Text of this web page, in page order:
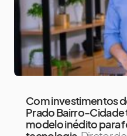
Com investimentos
Prado Bairro-
modelo inédito para